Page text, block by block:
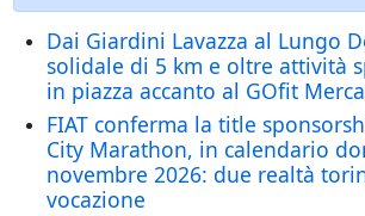
Dai Giardini Lavazza al Lungo
solidale di 5 km e oltre attività
in piazza accanto al GOfit
FIAT conferma la title
City Marathon, in calendario
novembre 2026: due realtà
vocazione